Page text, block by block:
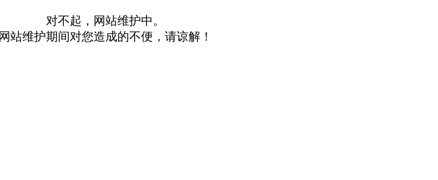
对不起，网站维护中。
网站维护期间对您造成的不便，请谅解！